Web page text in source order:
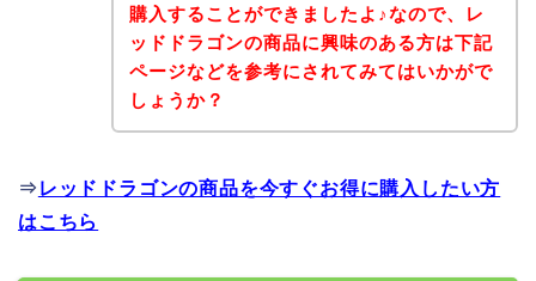
購入することができましたよ♪なので、レ
ッドドラゴンの商品に興味のある方は下記
ページなどを参考にされてみてはいかがで
しょうか？
⇒ レッドドラゴンの商品を今すぐお得に購入したい方
はこちら